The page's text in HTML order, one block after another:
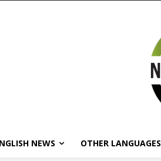
NEWS OTHER LANGUAGES